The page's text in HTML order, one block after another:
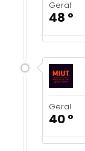
Geral
48 º
Geral
40 º